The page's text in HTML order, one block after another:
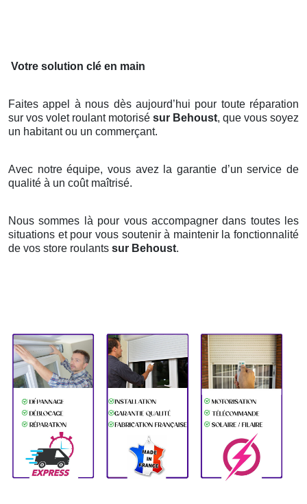
Votre solution clé en main
Faites appel à nous dès aujourd’hui pour toute réparation
sur vos volet roulant motorisé sur Behoust, que vous soyez
un habitant ou un commerçant.
Avec notre équipe, vous avez la garantie d’un service de
qualité à un coût maîtrisé.
Nous sommes là pour vous accompagner dans toutes les
situations et pour vous soutenir à maintenir la fonctionnalité
de vos store roulants sur Behoust.